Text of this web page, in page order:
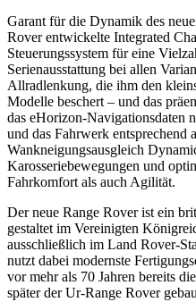
Garant für die Dynamik des
Rover entwickelte Integrated
Steuerungssystem für eine
Serienausstattung bei allen
Allradlenkung, die ihm den
Modelle beschert – und das
das eHorizon-Navigationsdaten
und das Fahrwerk entsprechend
Wankneigungsausgleich
Karosseriebewegungen und
Fahrkomfort als auch Agilität.
Der neue Range Rover ist ein
gestaltet im Vereinigten
ausschließlich im Land Rover-
nutzt dabei modernste
vor mehr als 70 Jahren bereits
später der Ur-Range Rover